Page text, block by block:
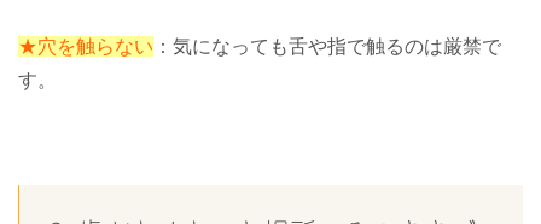
★穴を触らない ：気になっても舌や指で触るのは厳禁で
す。